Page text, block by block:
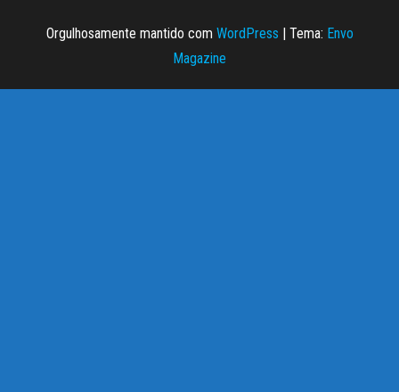
Orgulhosamente mantido com WordPress Tema: Envo
Magazine